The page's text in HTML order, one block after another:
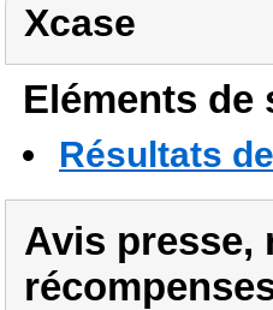
Xcase
Eléments
Résultats
Avis presse,